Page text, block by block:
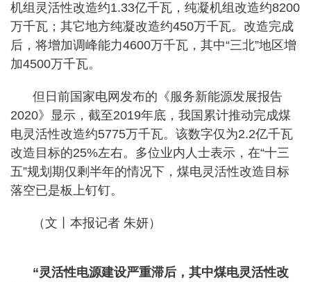
机组灵活性改造约1.33亿千瓦，纯凝机组改造约8200
万千瓦；其它地方纯凝改造约450万千瓦。改造完成
后，将增加调峰能力4600万千瓦，其中“三北”地区增
加4500万千瓦。
但日前国家电网发布的《服务新能源发展报告
2020》显示，截至2019年底，我国累计推动完成煤
电灵活性改造约5775万千瓦。该数字仅为2.2亿千瓦
改造目标的25%左右。多位业内人士表示，在“十三
五”规划期仅剩半年的情况下，煤电灵活性改造目标
落空已是板上钉钉。
（文丨本报记者 朱妍）
“灵活性电源建设严重滞后，其中煤电灵活性改